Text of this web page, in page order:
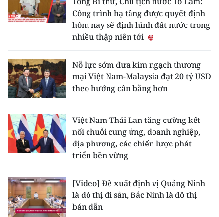
Công trình hạ tầng được quyết định
hôm nay sẽ định hình đất nước trong
nhiều thập niên tới
Nỗ lực sớm đưa kim ngạch thương
mại Việt Nam-Malaysia đạt 20 tỷ USD
theo hướng cân bằng hơn
Việt Nam-Thái Lan tăng cường kết
nối chuỗi cung ứng, doanh nghiệp,
địa phương, các chiến lược phát
triển bền vững
[Video] Đề xuất định vị Quảng Ninh
là đô thị di sản, Bắc Ninh là đô thị
bán dẫn